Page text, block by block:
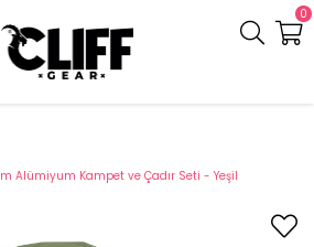
0
Alümiyum Kampet ve Çadır Seti - Yeşil